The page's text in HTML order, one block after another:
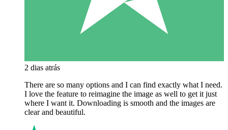
2 dias atrás
There are so many options and I can find exactly what I need.
I love the feature to reimagine the image as well to get it just
where I want it. Downloading is smooth and the images are
clear and beautiful.